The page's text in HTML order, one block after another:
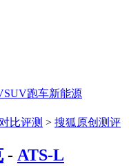
SUV跑车新能源
对比评测 > 搜狐原创测评
- ATS-L